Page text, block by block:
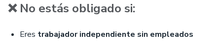
❌ No estás obligado si:
Eres trabajador independiente sin empleados